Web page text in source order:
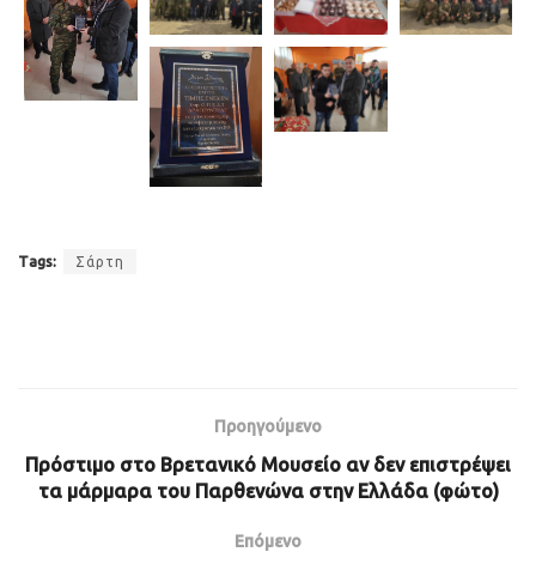
Tags: Σάρτη
Προηγούμενο
Πρόστιμο στο Βρετανικό Μουσείο αν δεν επιστρέψει
τα μάρμαρα του Παρθενώνα στην Ελλάδα (φώτο)
Επόμενο